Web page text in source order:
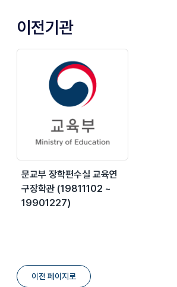
이전기관
문교부 장학편수실 교육연
구장학관 (19811102 ~
19901227)
이전 페이지로